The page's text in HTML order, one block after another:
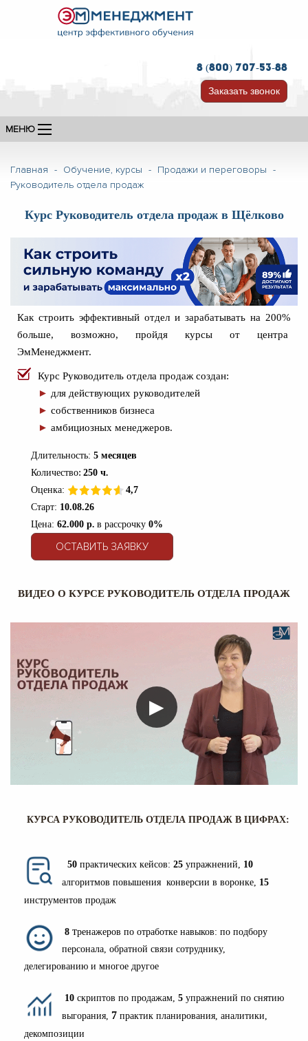
8 (800) 707-53-88
Заказать звонок
МЕНЮ
Главная - Обучение, курсы - Продажи и переговоры -
Руководитель отдела продаж
Курс Руководитель отдела продаж в Щёлково
Как строить эффективный отдел и зарабатывать на 200%
больше, возможно, пройдя курсы от центра
ЭмМенеджмент.
Курс Руководитель отдела продаж создан:
► для действующих руководителей
► собственников бизнеса
► амбициозных менеджеров.
Длительность: 5 месяцев
Количество: 250 ч.
Оценка:
4,7
Старт: 10.08.26
Цена: 62.000 р. в рассрочку 0%
ОСТАВИТЬ ЗАЯВКУ
ВИДЕО О КУРСЕ РУКОВОДИТЕЛЬ ОТДЕЛА ПРОДАЖ
▶
КУРСА РУКОВОДИТЕЛЬ ОТДЕЛА ПРОДАЖ В ЦИФРАХ:
50 практических кейсов: 25 упражнений, 10
алгоритмов повышения конверсии в воронке, 15
инструментов продаж
8 тренажеров по отработке навыков: по подбору
персонала, обратной связи сотруднику,
делегированию и многое другое
10 скриптов по продажам, 5 упражнений по снятию
выгорания, 7 практик планирования, аналитики,
декомпозиции